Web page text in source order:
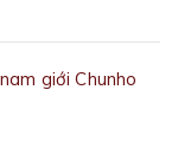
giới Chunho